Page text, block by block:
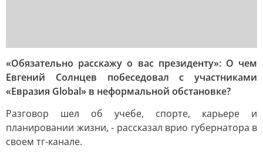
«Обязательно расскажу о вас президенту»: О чем
Евгений Солнцев побеседовал с участниками
«Евразия Global» в неформальной обстановке?
Разговор шел об учебе, спорте, карьере и
планировании жизни, - рассказал врио губернатора в
своем тг-канале.